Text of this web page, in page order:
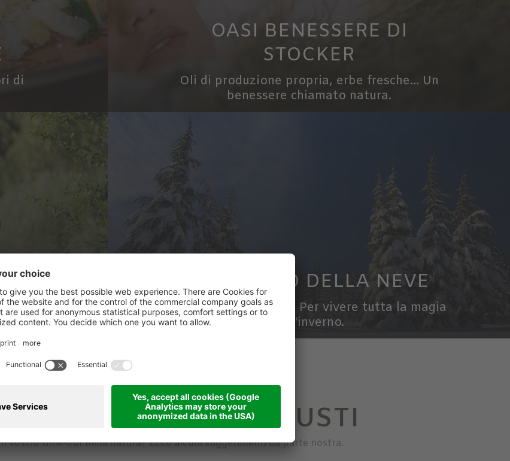
di
OASI BENESSERE DI
STOCKER
Oli di produzione propria, erbe fresche… Un
benessere chiamato natura.
bel
IL FASCINO DELLA NEVE
Sci, fondo, ciaspole... Per vivere tutta la magia
dell’inverno.
I VOSTRI GUSTI
vostro time-out nella natura? Ecco alcuni suggerimenti da parte nostra.